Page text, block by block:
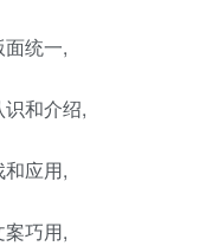
统一,
和介绍,
应用,
巧用,